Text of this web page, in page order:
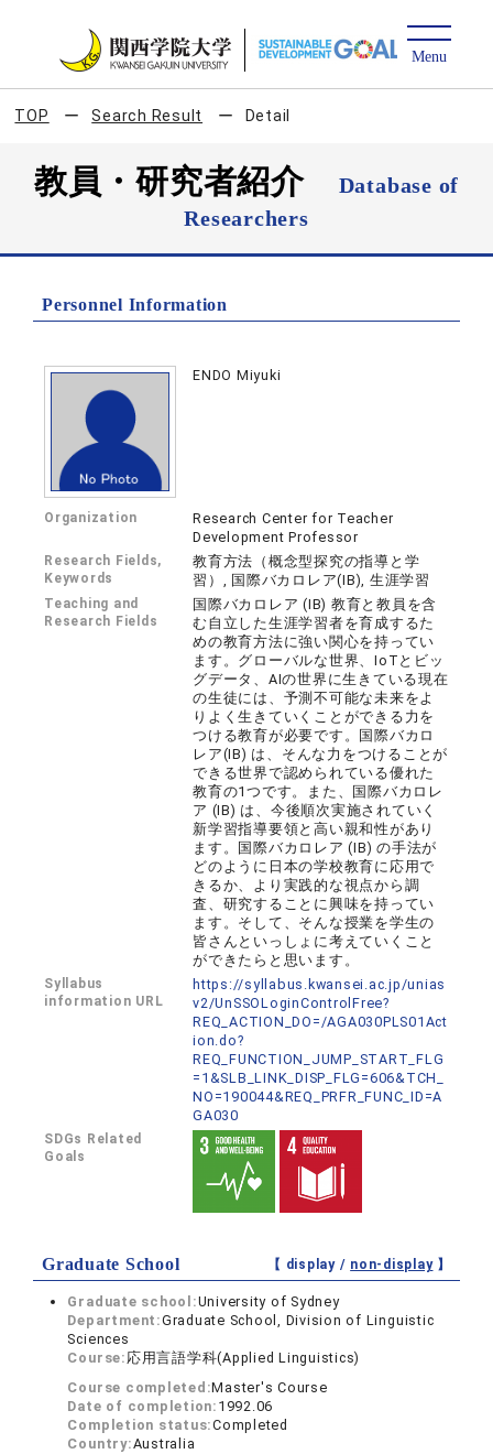
TOP Search Result Detail
教員・研究者紹介
Database of
Researchers
Personnel Information
ENDO Miyuki
Organization
Research Center for Teacher
Development Professor
Research Fields,
Keywords
教育方法（概念型探究の指導と学
習）, 国際バカロレア(IB), 生涯学習
Teaching and
Research Fields
国際バカロレア (IB) 教育と教員を含
む自立した生涯学習者を育成するた
めの教育方法に強い関心を持ってい
ます。グローバルな世界、IoTとビッ
グデータ、AIの世界に生きている現在
の生徒には、予測不可能な未来をよ
りよく生きていくことができる力を
つける教育が必要です。国際バカロ
レア(IB) は、そんな力をつけることが
できる世界で認められている優れた
教育の1つです。また、国際バカロレ
ア (IB) は、今後順次実施されていく
新学習指導要領と高い親和性があり
ます。国際バカロレア (IB) の手法が
どのように日本の学校教育に応用で
きるか、より実践的な視点から調
査、研究することに興味を持ってい
ます。そして、そんな授業を学生の
皆さんといっしょに考えていくこと
ができたらと思います。
Syllabus
information URL
https://syllabus.kwansei.ac.jp/unias
v2/UnSSOLoginControlFree?
REQ_ACTION_DO=/AGA030PLS01Act
ion.do?
REQ_FUNCTION_JUMP_START_FLG
=1&SLB_LINK_DISP_FLG=606&TCH_
NO=190044&REQ_PRFR_FUNC_ID=A
GA030
SDGs Related
Goals
Graduate School 【 display / non-display】
Graduate school:University of Sydney
Department:Graduate School, Division of Linguistic
Sciences
Course: 応用言語学科(Applied Linguistics)
Course completed:Master's Course
Date of completion: 1992.06
Completion status:Completed
Country:Australia